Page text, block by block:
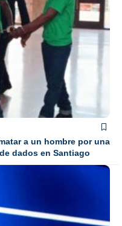
a un hombre por una
dados en Santiago